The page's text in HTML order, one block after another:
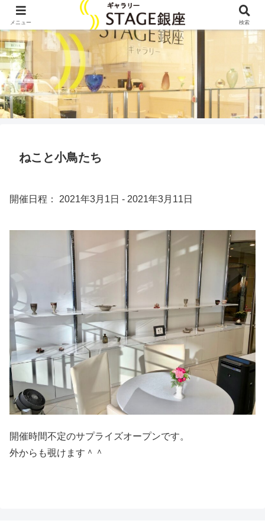
ねこと小鳥たち
開催日程： 2021年3月1日 - 2021年3月11日
開催時間不定のサプライズオープンです。
外からも覗けます＾＾
メニュー 検索